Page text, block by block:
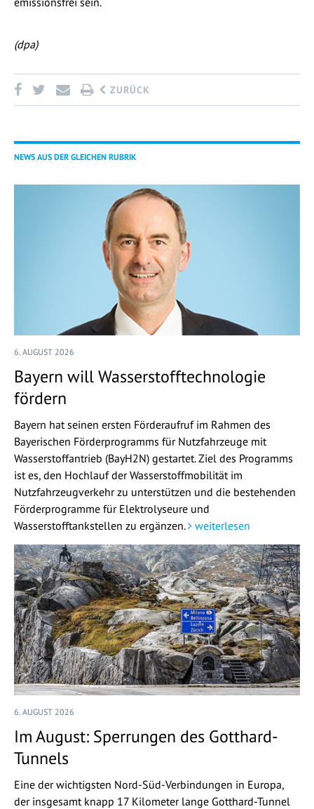
(dpa)
ZURÜCK
NEWS AUS DER GLEICHEN RUBRIK
6. AUGUST 2026
Bayern will Wasserstofftechnologie
fördern
Bayern hat seinen ersten Förderaufruf im Rahmen des
Bayerischen Förderprogramms für Nutzfahrzeuge mit
Wasserstoffantrieb (BayH2N) gestartet. Ziel des Programms
ist es, den Hochlauf der Wasserstoffmobilität im
Nutzfahrzeugverkehr zu unterstützen und die bestehenden
Förderprogramme für Elektrolyseure und
Wasserstofftankstellen zu ergänzen.
weiterlesen
6. AUGUST 2026
Im August: Sperrungen des Gotthard-
Tunnels
Eine der wichtigsten Nord-Süd-Verbindungen in Europa,
der insgesamt knapp 17 Kilometer lange Gotthard-Tunnel